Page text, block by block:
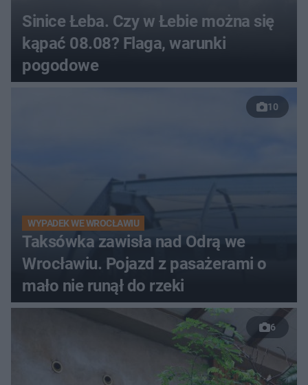
Sinice Łeba. Czy w Łebie można się
kąpać 08.08? Flaga, warunki
pogodowe
10
WYPADEK WE WROCŁAWIU
Taksówka zawisła nad Odrą we
Wrocławiu. Pojazd z pasażerami o
mało nie runął do rzeki
6